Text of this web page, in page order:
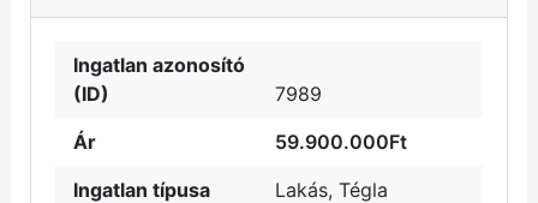
Ingatlan azonosító
(ID)
7989
Ár
59.900.000Ft
Ingatlan típusa
Lakás, Tégla